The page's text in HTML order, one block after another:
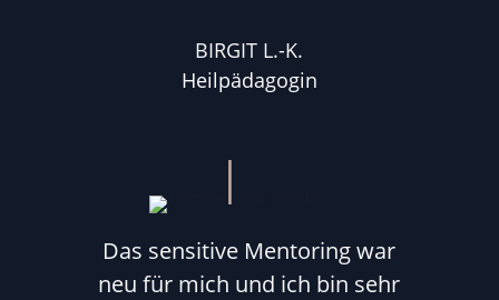
BIRGIT L.-K.
Heilpädagogin
Das sensitive Mentoring war
neu für mich und ich bin sehr